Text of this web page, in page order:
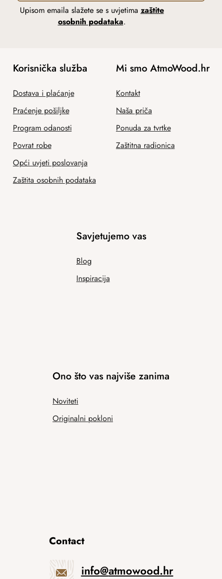
Upisom emaila slažete se s uvjetima zaštite
osobnih podataka.
Korisnička služba
Dostava i plaćanje
Praćenje pošiljke
Program odanosti
Povrat robe
Opći uvjeti poslovanja
Zaštita osobnih podataka
Mi smo AtmoWood.hr
Kontakt
Naša priča
Ponuda za tvrtke
Zaštitna radionica
Savjetujemo vas
Blog
Inspiracija
Ono što vas najviše zanima
Noviteti
Originalni pokloni
Contact
info@atmowood.hr